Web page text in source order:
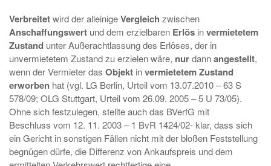
Verbreitetwird der alleinigeVergleich zwischen
Anschaffungswert und dem erzielbaren Erlös invermietetem
Zustand unter Außerachtlassung des Erlöses, der in
unvermietetem Zustand zu erzielen wäre, nurdannangestellt,
wenn der Vermieter das Objekt invermietetem Zustand
erworben hat (vgl. LG Berlin, Urteil vom 13.07.2010 – 63 S
578/09; OLG Stuttgart, Urteil vom 26.09. 2005 – 5 U 73/05).
Ohne sich festzulegen, stellte auch das BVerfG mit
Beschluss vom 12. 11. 2003 – 1 BvR 1424/02- klar, dass sich
ein Gericht in sonstigen Fällen nicht mit der bloßen Feststellung
begnügen dürfe, die Differenz von Ankaufspreis und dem